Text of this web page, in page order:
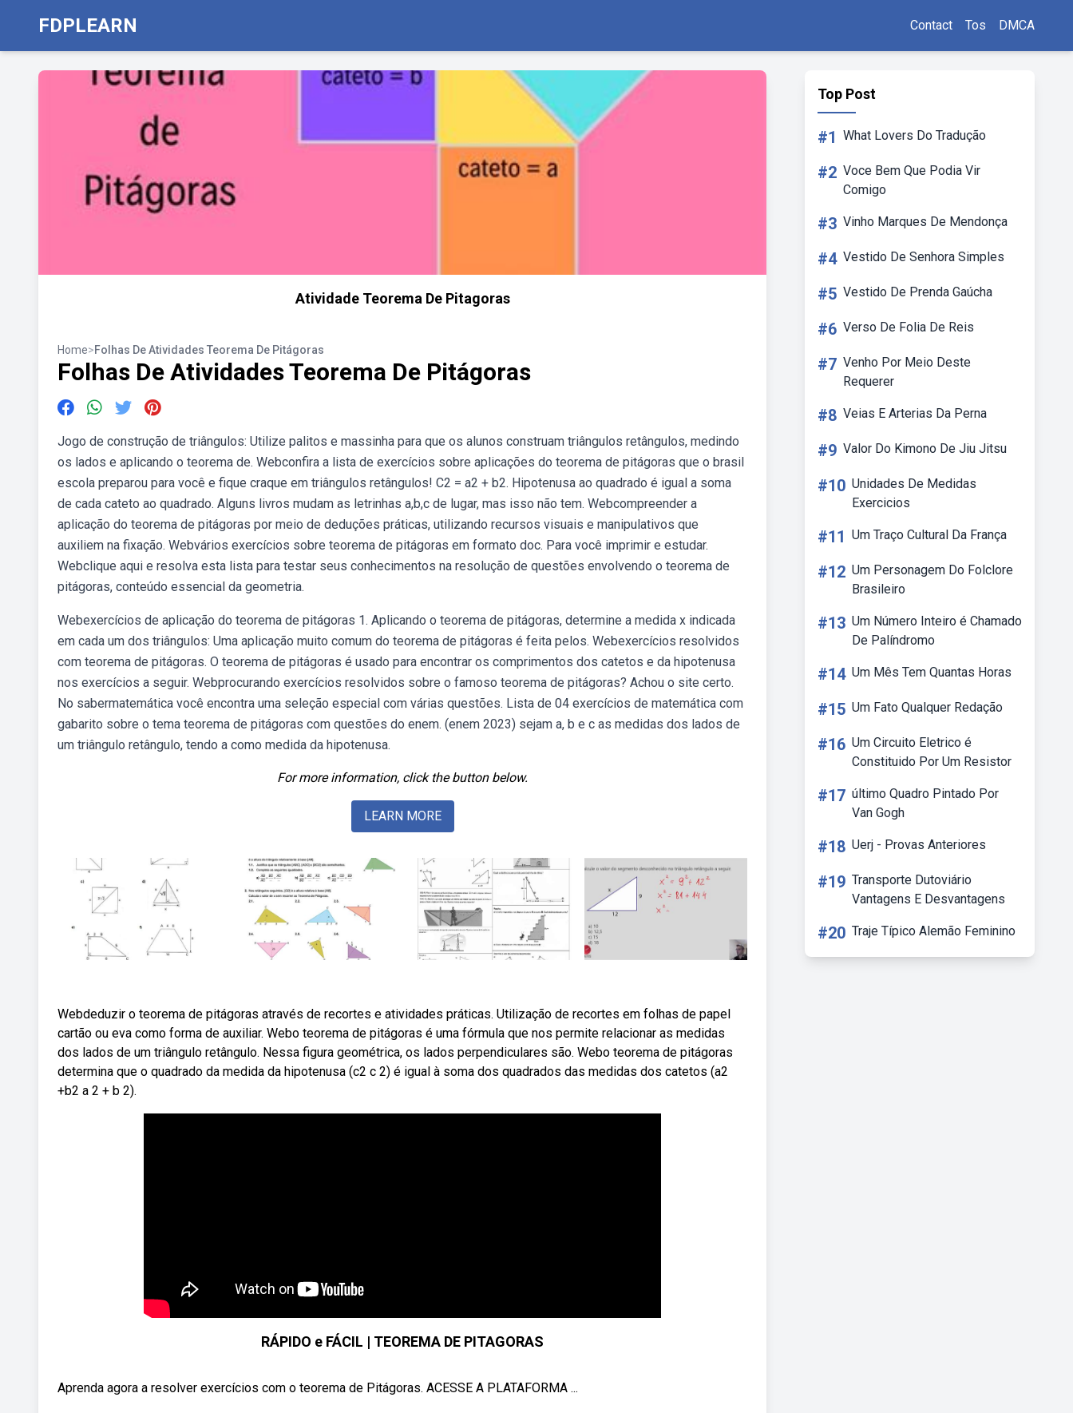
FDPLEARN Contact Tos DMCA
Atividade Teorema De Pitagoras
Home>Folhas De Atividades Teorema De Pitágoras
Folhas De Atividades Teorema De Pitágoras
Jogo de construção de triângulos: Utilize palitos e massinha para que os alunos construam triângulos retângulos, medindo
os lados e aplicando o teorema de. Webconfira a lista de exercícios sobre aplicações do teorema de pitágoras que o brasil
escola preparou para você e fique craque em triângulos retângulos! C2 = a2 + b2. Hipotenusa ao quadrado é igual a soma
de cada cateto ao quadrado. Alguns livros mudam as letrinhas a,b,c de lugar, mas isso não tem. Webcompreender a
aplicação do teorema de pitágoras por meio de deduções práticas, utilizando recursos visuais e manipulativos que
auxiliem na fixação. Webvários exercícios sobre teorema de pitágoras em formato doc. Para você imprimir e estudar.
Webclique aqui e resolva esta lista para testar seus conhecimentos na resolução de questões envolvendo o teorema de
pitágoras, conteúdo essencial da geometria.
Webexercícios de aplicação do teorema de pitágoras 1. Aplicando o teorema de pitágoras, determine a medida x indicada
em cada um dos triângulos: Uma aplicação muito comum do teorema de pitágoras é feita pelos. Webexercícios resolvidos
com teorema de pitágoras. O teorema de pitágoras é usado para encontrar os comprimentos dos catetos e da hipotenusa
nos exercícios a seguir. Webprocurando exercícios resolvidos sobre o famoso teorema de pitágoras? Achou o site certo.
No sabermatemática você encontra uma seleção especial com várias questões. Lista de 04 exercícios de matemática com
gabarito sobre o tema teorema de pitágoras com questões do enem. (enem 2023) sejam a, b e c as medidas dos lados de
um triângulo retângulo, tendo a como medida da hipotenusa.
For more information, click the button below.
LEARN MORE
Webdeduzir o teorema de pitágoras através de recortes e atividades práticas. Utilização de recortes em folhas de papel
cartão ou eva como forma de auxiliar. Webo teorema de pitágoras é uma fórmula que nos permite relacionar as medidas
dos lados de um triângulo retângulo. Nessa figura geométrica, os lados perpendiculares são. Webo teorema de pitágoras
determina que o quadrado da medida da hipotenusa (c2 c 2) é igual à soma dos quadrados das medidas dos catetos (a2
+b2 a 2 + b 2).
RÁPIDO e FÁCIL | TEOREMA DE PITAGORAS
Aprenda agora a resolver exercícios com o teorema de Pitágoras. ACESSE A PLATAFORMA ...
Top Post
#1 What Lovers Do Tradução
#2 Voce Bem Que Podia Vir
Comigo
#3 Vinho Marques De Mendonça
#4 Vestido De Senhora Simples
#5 Vestido De Prenda Gaúcha
#6 Verso De Folia De Reis
#7 Venho Por Meio Deste
Requerer
#8 Veias E Arterias Da Perna
#9 Valor Do Kimono De Jiu Jitsu
#10 Unidades De Medidas
Exercicios
#11 Um Traço Cultural Da França
#12 Um Personagem Do Folclore
Brasileiro
#13 Um Número Inteiro é Chamado
De Palíndromo
#14 Um Mês Tem Quantas Horas
#15 Um Fato Qualquer Redação
#16 Um Circuito Eletrico é
Constituido Por Um Resistor
#17 último Quadro Pintado Por
Van Gogh
#18 Uerj - Provas Anteriores
#19 Transporte Dutoviário
Vantagens E Desvantagens
#20 Traje Típico Alemão Feminino